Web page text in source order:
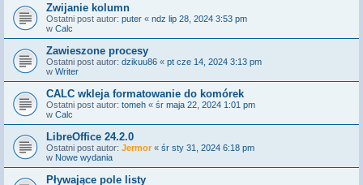
Zwijanie kolumn
Ostatni post autor: puter « ndz lip 28, 2024 3:53 pm
w Calc
Zawieszone procesy
Ostatni post autor: dzikuu86 « pt cze 14, 2024 3:13 pm
w Writer
CALC wkleja formatowanie do komórek
Ostatni post autor: tomeh « śr maja 22, 2024 1:01 pm
w Calc
LibreOffice 24.2.0
Ostatni post autor: Jermor« śr sty 31, 2024 6:18 pm
w Nowe wydania
Pływające pole listy